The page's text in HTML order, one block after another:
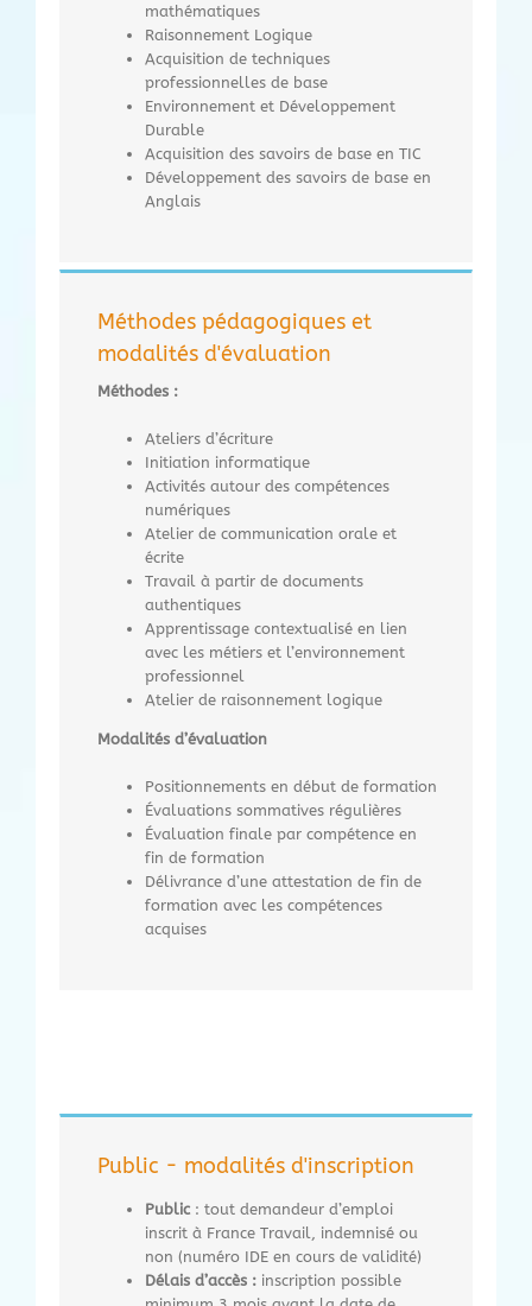
mathématiques
Raisonnement Logique
Acquisition de techniques
professionnelles de base
Environnement et Développement
Durable
Acquisition des savoirs de base en TIC
Développement des savoirs de base en
Anglais
Méthodes pédagogiques et
modalités d'évaluation
Méthodes :
Ateliers d’écriture
Initiation informatique
Activités autour des compétences
numériques
Atelier de communication orale et
écrite
Travail à partir de documents
authentiques
Apprentissage contextualisé en lien
avec les métiers et l’environnement
professionnel
Atelier de raisonnement logique
Modalités d’évaluation
Positionnements en début de formation
Évaluations sommatives régulières
Évaluation finale par compétence en
fin de formation
Délivrance d’une attestation de fin de
formation avec les compétences
acquises
Public - modalités d'inscription
Public : tout demandeur d’emploi
inscrit à France Travail, indemnisé ou
non (numéro IDE en cours de validité)
Délais d’accès : inscription possible